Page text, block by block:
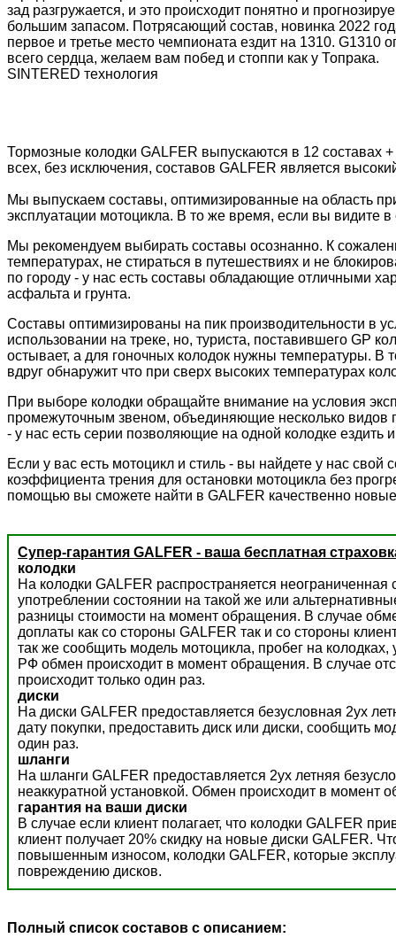
зад разгружается, и это происходит понятно и
большим запасом. Потрясающий состав, новинка 2022
первое и третье место чемпионата ездит на 1310. G1310
всего сердца, желаем вам побед и стоппи как у Топрака.
SINTERED технология
Тормозные колодки GALFER выпускаются в 12 составах
всех, без исключения, составов GALFER является
Мы выпускаем составы, оптимизированные на область
эксплуатации мотоцикла. В то же время, если вы видите
Мы рекомендуем выбирать составы осознанно. К
температурах, не стираться в путешествиях и не
по городу - у нас есть составы обладающие отличными
асфальта и грунта.
Составы оптимизированы на пик производительности в
использовании на треке, но, туриста, поставившего GP
остывает, а для гоночных колодок нужны температуры. В
вдруг обнаружит что при сверх высоких температурах
При выборе колодки обращайте внимание на условия
промежуточным звеном, объединяющие несколько видов
- у нас есть серии позволяющие на одной колодке ездить
Если у вас есть мотоцикл и стиль - вы найдете у нас
коэффициента трения для остановки мотоцикла без
помощью вы сможете найти в GALFER качественно
Супер-гарантия GALFER - ваша бесплатная
колодки
На колодки GALFER распространяется
употреблении состоянии на такой же или
разницы стоимости на момент обращения. В случае
доплаты как со стороны GALFER так и со стороны
так же сообщить модель мотоцикла, пробег на
РФ обмен происходит в момент обращения. В случае
происходит только один раз.
диски
На диски GALFER предоставляется безусловная 2ух
дату покупки, предоставить диск или диски, сообщить
один раз.
шланги
На шланги GALFER предоставляется 2ух летняя
неаккуратной установкой. Обмен происходит в момент
гарантия на ваши диски
В случае если клиент полагает, что колодки GALFER
клиент получает 20% скидку на новые диски GALFER.
повышенным износом, колодки GALFER, которые
повреждению дисков.
Полный список составов с описанием: